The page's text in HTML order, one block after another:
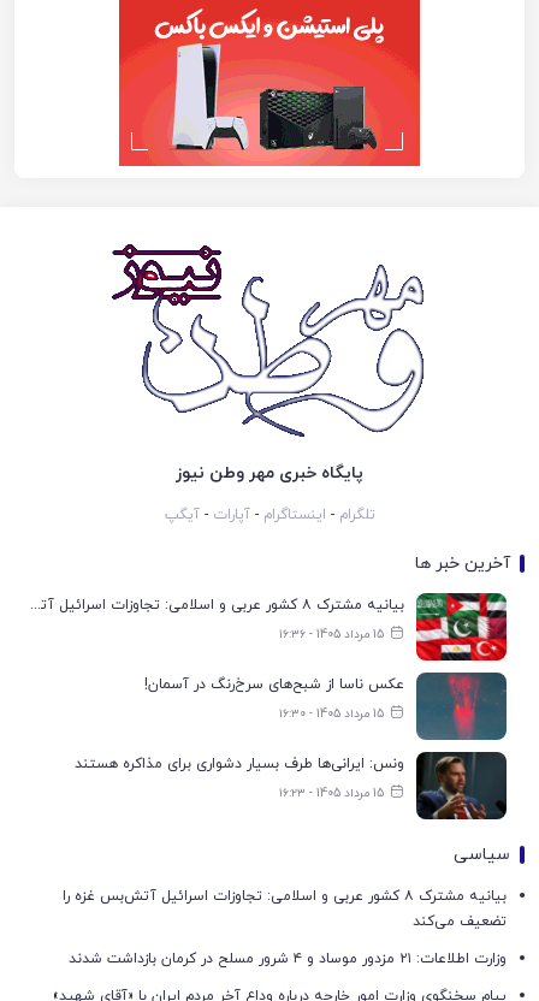
پایگاه خبری مهر وطن نیوز
تلگرام - اینستاگرام -آپارات -آیگپ
آخرین خبر ها
بیانیه مشترک ۸ کشور عربی و اسلامی: تجاوزات اسرائیل آتش‌بس غزه را تضعیف می‌کند
15 مرداد 1405 - ۱۶:۳۶
عکس ناسا از شبح‌های سرخ‌رنگ در آسمان!
15 مرداد 1405 - ۱۶:۳۰
ونس: ایرانی‌ها طرف بسیار دشواری برای مذاکره هستند
15 مرداد 1405 - ۱۶:۲۳
سیاسی
بیانیه مشترک ۸ کشور عربی و اسلامی: تجاوزات اسرائیل آتش‌بس غزه را
تضعیف می‌کند
وزارت اطلاعات: ۲۱ مزدور موساد و ۴ شرور مسلح در کرمان بازداشت شدند
پیام سخنگوی وزارت امور خارجه درباره وداع آخر مردم ایران با «آقای شهید»